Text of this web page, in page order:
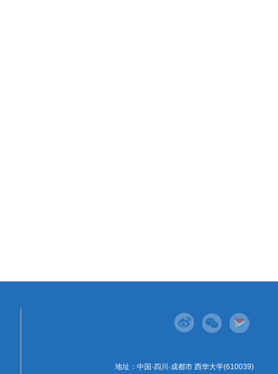
地址：中国·四川·成都市 西华大学(610039)